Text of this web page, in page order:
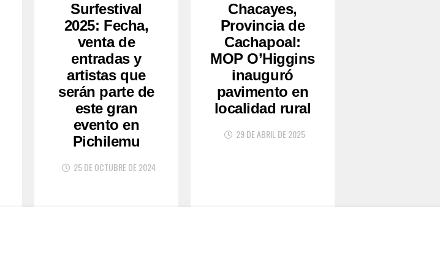
Surfestival
2025: Fecha,
venta de
entradas y
artistas que
serán parte de
este gran
evento en
Pichilemu
25 DE OCTUBRE DE 2024
Chacayes,
Provincia de
Cachapoal:
MOP O’Higgins
inauguró
pavimento en
localidad rural
29 DE ABRIL DE 2025